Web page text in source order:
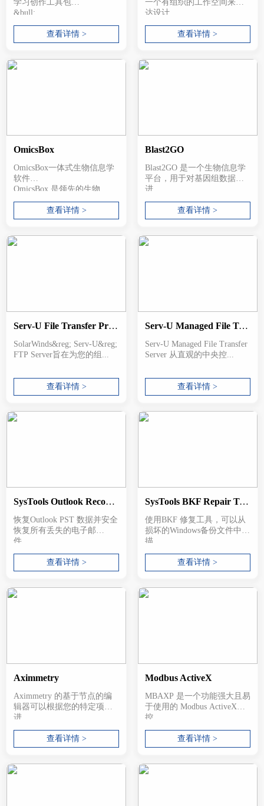
学习创作工具包
&bull;...
查看详情 >
一个有组织的工作空间来传
达设计...
查看详情 >
OmicsBox
OmicsBox一体式生物信息学
软件
OmicsBox 是领先的生物...
查看详情 >
Blast2GO
Blast2GO 是一个生物信息学
平台，用于对基因组数据集
进...
查看详情 >
Serv-U File Transfer Protocol Server
SolarWinds&reg; Serv-U&reg;
FTP Server旨在为您的组...
查看详情 >
Serv-U Managed File Transfer Server
Serv-U Managed File Transfer
Server 从直观的中央控...
查看详情 >
SysTools Outlook Recovery Tool
恢复Outlook PST 数据并安全
恢复所有丢失的电子邮
件、...
查看详情 >
SysTools BKF Repair Tool
使用BKF 修复工具，可以从
损坏的Windows备份文件中扫
描...
查看详情 >
Aximmetry
Aximmetry 的基于节点的编
辑器可以根据您的特定项目
进...
查看详情 >
Modbus ActiveX
MBAXP 是一个功能强大且易
于使用的 Modbus ActiveX
控...
查看详情 >